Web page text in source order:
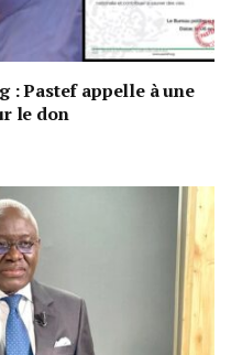
: Pastef appelle à une
le don